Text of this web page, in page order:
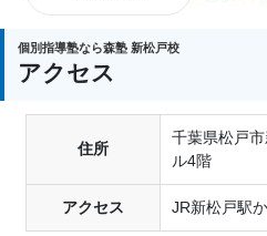
ご兄弟でご入塾の場合
入塾金：通常2万円→
授業料：
低額の方から
個別指導塾なら森塾 新松戸校
アクセス
住所
千葉県松戸
ル4階
アクセス JR新松戸駅